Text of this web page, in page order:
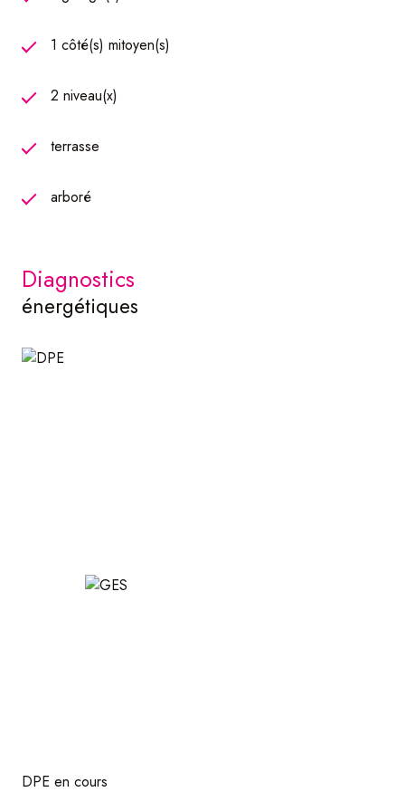
Plus d'hésitation, contactez-moi pour découvrir cette belle
les commodités (écoles, activité sportives et de loisirs,
1 côté(s) mitoyen(s)
2 niveau(x)
terrasse
arboré
diagnostics
énergétiques
DPE en cours